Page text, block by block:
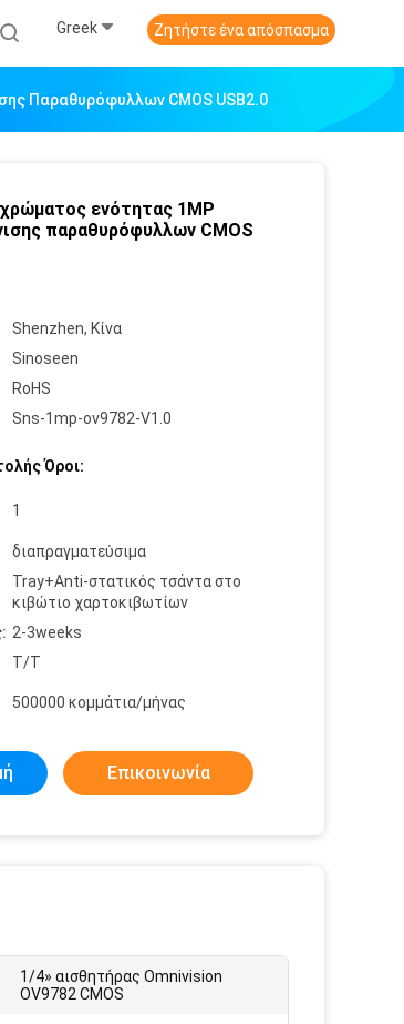
Greek Ζητήστε ένα απόσπασμα
Παραθυρόφυλλων CMOS USB2.0
χρώματος ενότητας 1MP
παραθυρόφυλλων CMOS
Shenzhen, Κίνα
Sinoseen
RoHS
Sns-1mp-ov9782-V1.0
Όροι:
1
διαπραγματεύσιμα
Tray+Anti-στατικός τσάντα στο
κιβώτιο χαρτοκιβωτίων
2-3weeks
T/T
500000 κομμάτια/μήνας
Επικοινωνία
1/4» αισθητήρας Omnivision
OV9782 CMOS